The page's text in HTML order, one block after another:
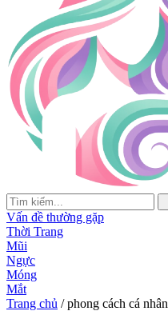
Vấn đề thường gặp
Thời Trang
Mũi
Ngực
Móng
Mắt
Trang chủ / phong cách cá nhân